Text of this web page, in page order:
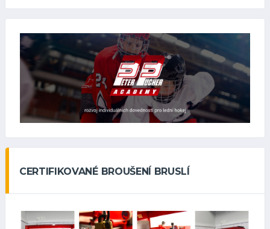
CERTIFIKOVANÉ BROUŠENÍ BRUSLÍ